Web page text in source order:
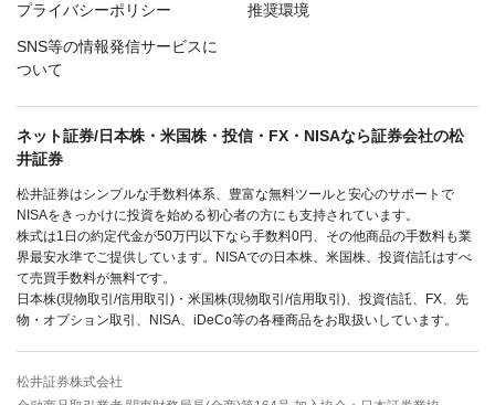
プライバシーポリシー 推奨環境
SNS等の情報発信サービスに
ついて
ネット証券/日本株・米国株・投信・FX・NISAなら証券会社の松
井証券
松井証券はシンプルな手数料体系、豊富な無料ツールと安心のサポートで
NISAをきっかけに投資を始める初心者の方にも支持されています。
株式は1日の約定代金が50万円以下なら手数料0円、その他商品の手数料も業
界最安水準でご提供しています。NISAでの日本株、米国株、投資信託はすべ
て売買手数料が無料です。
日本株(現物取引/信用取引)・米国株(現物取引/信用取引)、投資信託、FX、先
物・オプション取引、NISA、iDeCo等の各種商品をお取扱いしています。
松井証券株式会社